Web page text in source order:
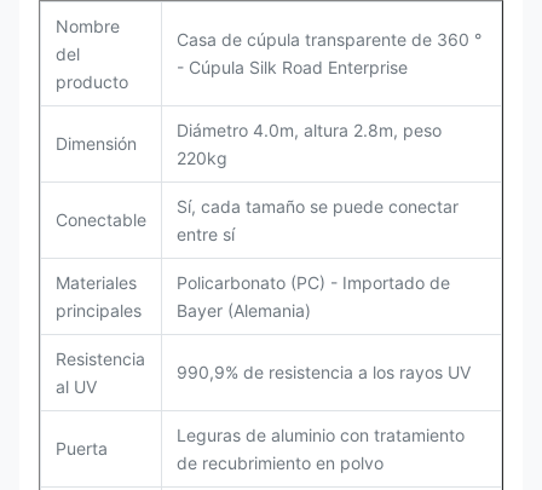
Nombre
del
producto
Casa de cúpula transparente de 360 °
- Cúpula Silk Road Enterprise
Dimensión
Diámetro 4.0m, altura 2.8m, peso
220kg
Conectable
Sí, cada tamaño se puede conectar
entre sí
Materiales
principales
Policarbonato (PC) - Importado de
Bayer (Alemania)
Resistencia
al UV
990,9% de resistencia a los rayos UV
Puerta
Leguras de aluminio con tratamiento
de recubrimiento en polvo